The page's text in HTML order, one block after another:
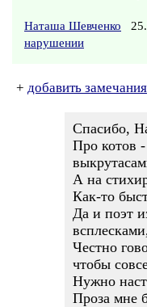
Наташа Шевченко
нарушении
+ добавить замечания
Спасибо,
Про котов
А на
Как-то
Да и поэт
Честно
чтобы
Нужно
Проза мне